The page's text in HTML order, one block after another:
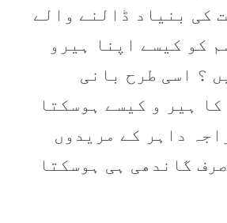
کی بنیاد ڈالنے والے
کو کیسے اپنا ہیرو
؟ اسی طرح بانی
کا ہیر و کیسے ہوسکتا
داہر کے مریدوں
گاندھی ہی ہوسکتا